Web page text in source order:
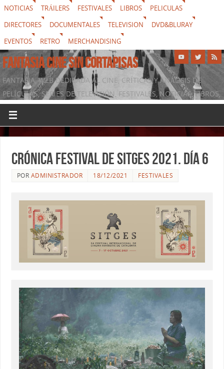
NOTICIAS TRÁILERS FESTIVALES LIBROS
PELICULAS
DIRECTORES
DOCUMENTALES TELEVISION
DVD&BLURAY
EVENTOS
RETRO MERCHANDISING
FANTASIA CINE SIN CORTAPISAS
FANTASIA, WEB DEDICADA AL CINE, CRÍTICAS Y ANÁLISIS DE
PELÍCULAS, SERIES DE TELEVISIÓN, FESTIVALES, NOTICIAS, LIBROS,
DVD & BLURAY, MERCHANDISING Y TODO LO QUE RODEA AL
SÉPTIMO ARTE
Crónica Festival de Sitges 2021. Día 6
POR ADMINISTRADOR 18/12/2021 FESTIVALES